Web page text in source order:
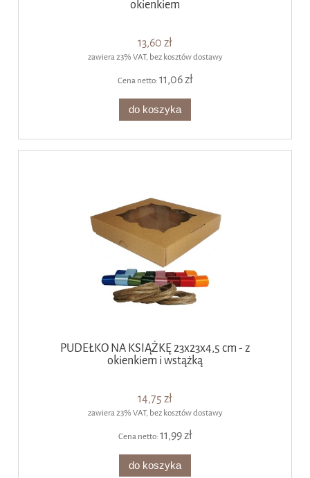
okienkiem
13,60 zł
zawiera 23% VAT, bez kosztów dostawy
Cena netto:11,06 zł
do koszyka
PUDEŁKO NA KSIĄŻKĘ 23x23x4,5 cm - z
okienkiem i wstążką
14,75 zł
zawiera 23% VAT, bez kosztów dostawy
Cena netto:11,99 zł
do koszyka